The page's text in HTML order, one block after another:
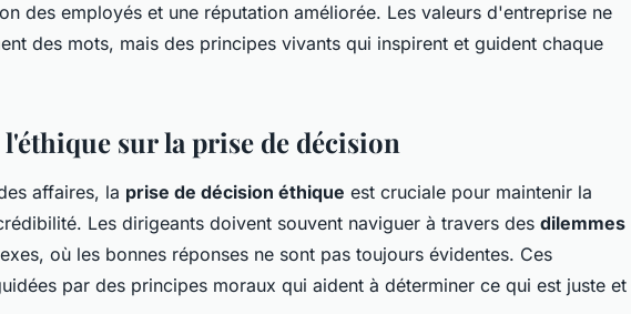
des employés et une réputation améliorée. Les valeurs d'entreprise ne
des mots, mais des principes vivants qui inspirent et guident chaque
sur la prise de décision
affaires, la prise de décision éthique est cruciale pour maintenir la
Les dirigeants doivent souvent naviguer à travers des dilemmes
où les bonnes réponses ne sont pas toujours évidentes. Ces
par des principes moraux qui aident à déterminer ce qui est juste et